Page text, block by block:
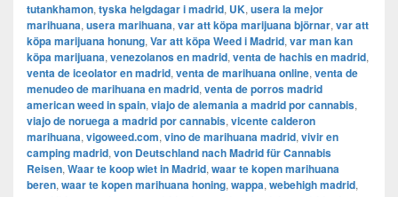
tutankhamon, tyska helgdagar i madrid, UK, usera la mejor
marihuana, usera marihuana, var att köpa marijuana björnar, var att
köpa marijuana honung, Var att köpa Weed i Madrid, var man kan
köpa marijuana, venezolanos en madrid, venta de hachis en madrid,
venta de iceolator en madrid, venta de marihuana online, venta de
menudeo de marihuana en madrid, venta de porros madrid
american weed in spain, viajo de alemania a madrid por cannabis,
viajo de noruega a madrid por cannabis, vicente calderon
marihuana, vigoweed.com, vino de marihuana madrid, vivir en
camping madrid, von Deutschland nach Madrid für Cannabis
Reisen, Waar te koop wiet in Madrid, waar te kopen marihuana
beren, waar te kopen marihuana honing, wappa, webehigh madrid,